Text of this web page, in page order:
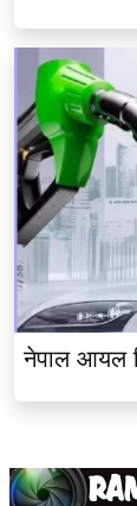
नेपाल आयल